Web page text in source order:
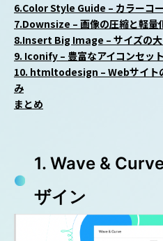
6.Color Style Guide – カラーコ
7.Downsize – 画像の圧縮と軽量
8.Insert Big Image – サイズの大
9. Iconify – 豊富なアイコンセッ
10. htmltodesign – Webサイト
み
まとめ
1. Wave &
ザイン